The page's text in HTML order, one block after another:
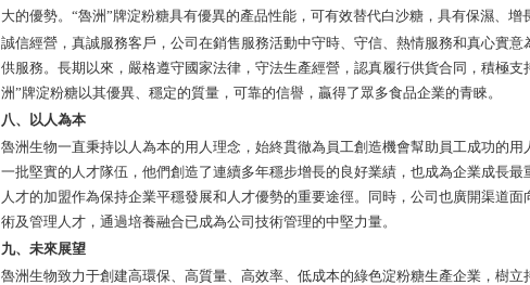
大的優勢。“魯洲”牌淀粉糖具有優異的產品性能，可有效替代白沙糖，具有保濕、增
誠信經營，真誠服務客戶，公司在銷售服務活動中守時、守信、熱情服務和真心實
供服務。長期以來，嚴格遵守國家法律，守法生產經營，認真履行供貨合同，積極支
洲”牌淀粉糖以其優異、穩定的質量，可靠的信譽，贏得了眾多食品企業的青睞。
八、以人為本
魯洲生物一直秉持以人為本的用人理念，始終貫徹為員工創造機會幫助員工成功的用
一批堅實的人才隊伍，他們創造了連續多年穩步增長的良好業績，也成為企業成長
人才的加盟作為保持企業平穩發展和人才優勢的重要途徑。同時，公司也廣開渠道
術及管理人才，通過培養融合已成為公司技術管理的中堅力量。
九、未來展望
魯洲生物致力于創建高環保、高質量、高效率、低成本的綠色淀粉糖生產企業，樹立